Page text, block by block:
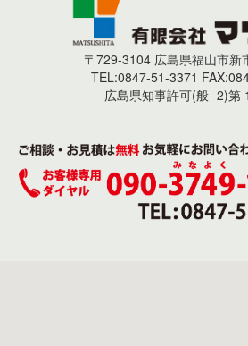
〒729-3104 広島県福山市新
TEL:0847-51-3371
広島県知事許可(般 -2)第